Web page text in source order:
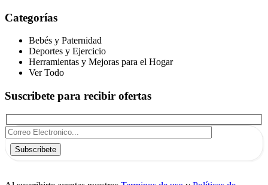
Categorías
Bebés y Paternidad
Deportes y Ejercicio
Herramientas y Mejoras para el Hogar
Ver Todo
Suscribete para recibir ofertas
Subscribete